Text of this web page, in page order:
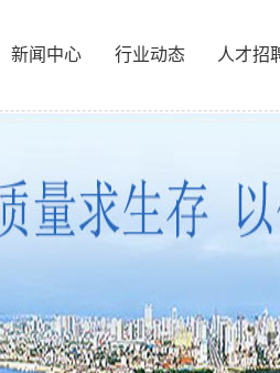
新闻中心 行业动态 人才招